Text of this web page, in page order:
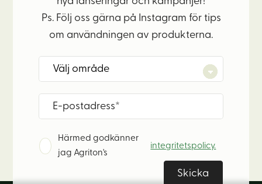
Ps. Följ oss gärna på Instagram för tips
om användningen av produkterna.
Härmed godkänner
jag Agriton's
integritetspolicy.